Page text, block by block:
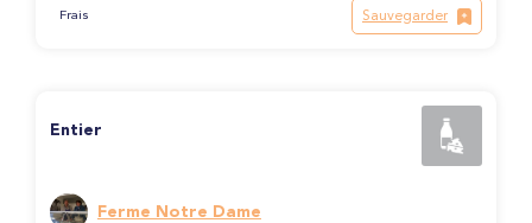
Frais Sauvegarder
Entier
Ferme Notre Dame